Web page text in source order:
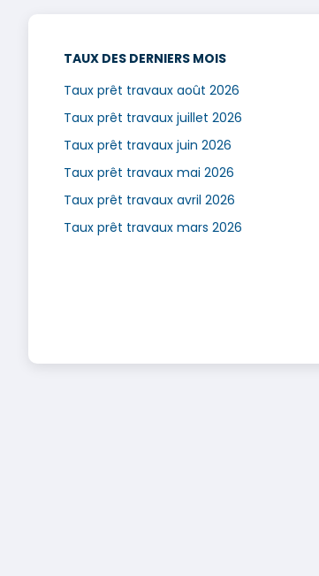
TAUX DES DERNIERS MOIS
Taux prêt travaux août 2026
Taux prêt travaux juillet 2026
Taux prêt travaux juin 2026
Taux prêt travaux mai 2026
Taux prêt travaux avril 2026
Taux prêt travaux mars 2026